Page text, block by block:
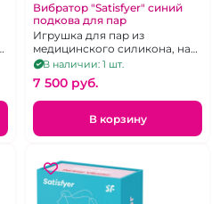
Вибратор "Satisfyer" синий
подкова для пар
Игрушка для пар из
медицинского силикона, на
магнитной зарядке и пультом
управления.
В наличии: 1 шт.
7 500 pуб.
В корзину